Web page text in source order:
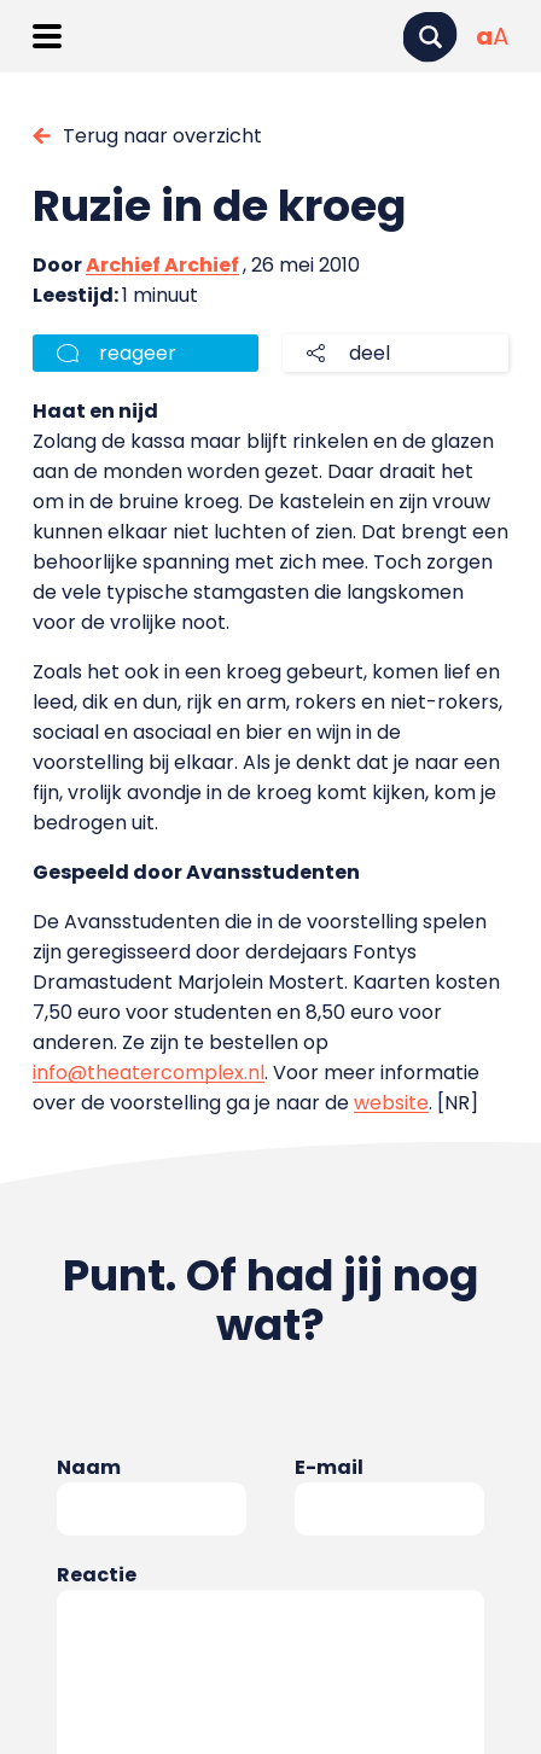
aA
Terug naar overzicht
Ruzie in de kroeg
DoorArchief Archief, 26 mei 2010
Leestijd:1 minuut
reageer deel
Haat en nijd
Zolang de kassa maar blijft rinkelen en de glazen
aan de monden worden gezet. Daar draait het
om in de bruine kroeg. De kastelein en zijn vrouw
kunnen elkaar niet luchten of zien. Dat brengt een
behoorlijke spanning met zich mee. Toch zorgen
de vele typische stamgasten die langskomen
voor de vrolijke noot.
Zoals het ook in een kroeg gebeurt, komen lief en
leed, dik en dun, rijk en arm, rokers en niet-rokers,
sociaal en asociaal en bier en wijn in de
voorstelling bij elkaar. Als je denkt dat je naar een
fijn, vrolijk avondje in de kroeg komt kijken, kom je
bedrogen uit.
Gespeeld door Avansstudenten
De Avansstudenten die in de voorstelling spelen
zijn geregisseerd door derdejaars Fontys
Dramastudent Marjolein Mostert. Kaarten kosten
7,50 euro voor studenten en 8,50 euro voor
anderen. Ze zijn te bestellen op
info@theatercomplex.nl. Voor meer informatie
over de voorstelling ga je naar dewebsite. [NR]
Punt. Of had jij nog
wat?
Naam E-mail
Reactie